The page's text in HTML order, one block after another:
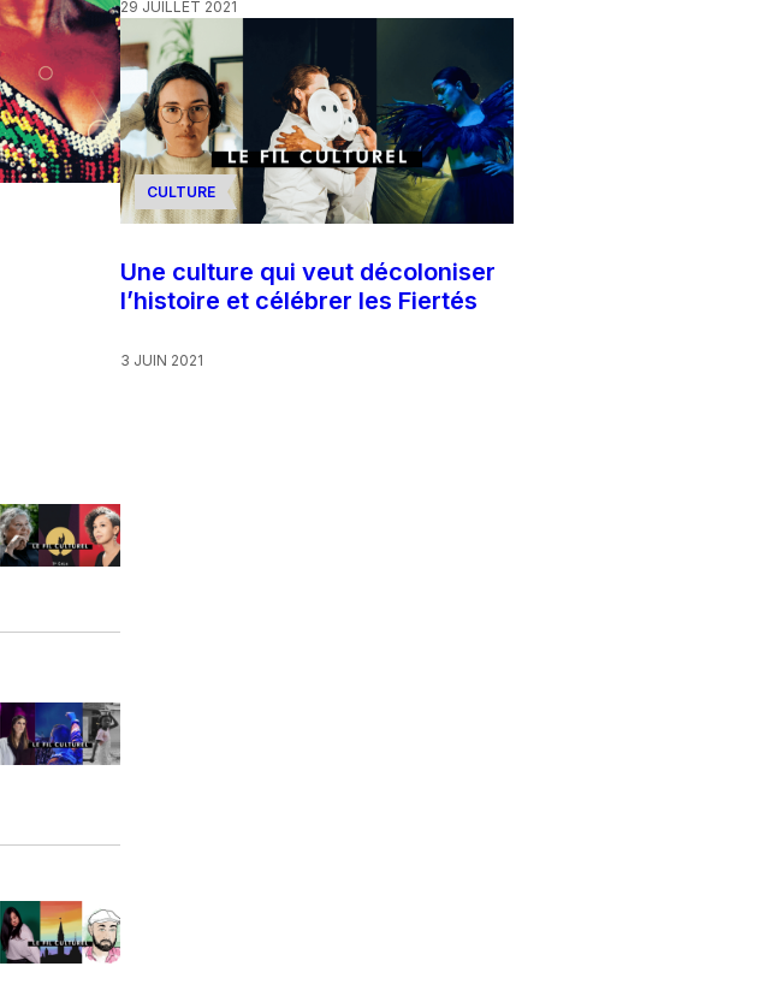
29 JUILLET 2021
CULTURE
Une culture qui veut décoloniser
l’histoire et célébrer les Fiertés
3 JUIN 2021